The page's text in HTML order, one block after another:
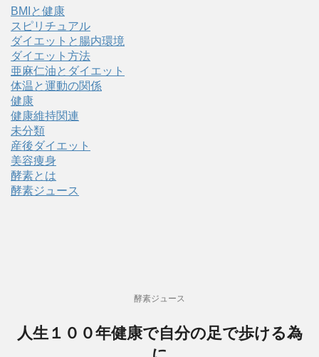
BMIと健康
スピリチュアル
ダイエットと腸内環境
ダイエット方法
亜麻仁油とダイエット
体温と運動の関係
健康
健康維持関連
未分類
産後ダイエット
美容痩身
酵素とは
酵素ジュース
酵素ジュース
人生１００年健康で自分の足で歩ける為